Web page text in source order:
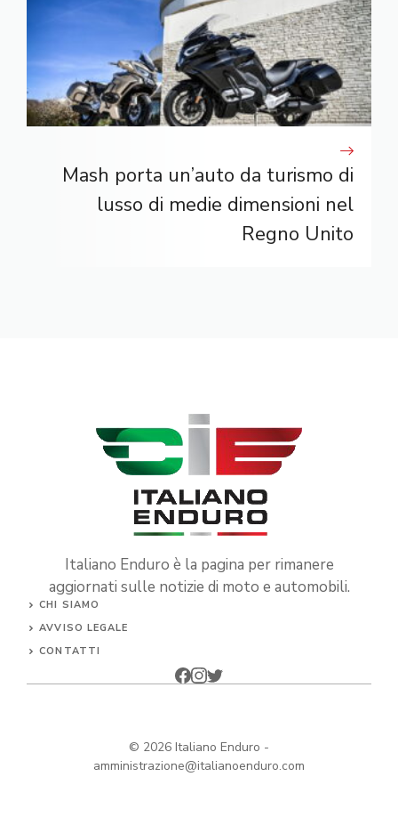
Mash porta un’auto da turismo di
lusso di medie dimensioni nel
Regno Unito
Italiano Enduro è la pagina per rimanere
aggiornati sulle notizie di moto e automobili.
CHI SIAMO
AVVISO LEGALE
CONTATTI
© 2026 Italiano Enduro -
amministrazione@italianoenduro.com